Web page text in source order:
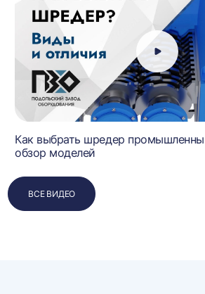
Как выбрать шредер
обзор моделей
ВСЕ ВИДЕО